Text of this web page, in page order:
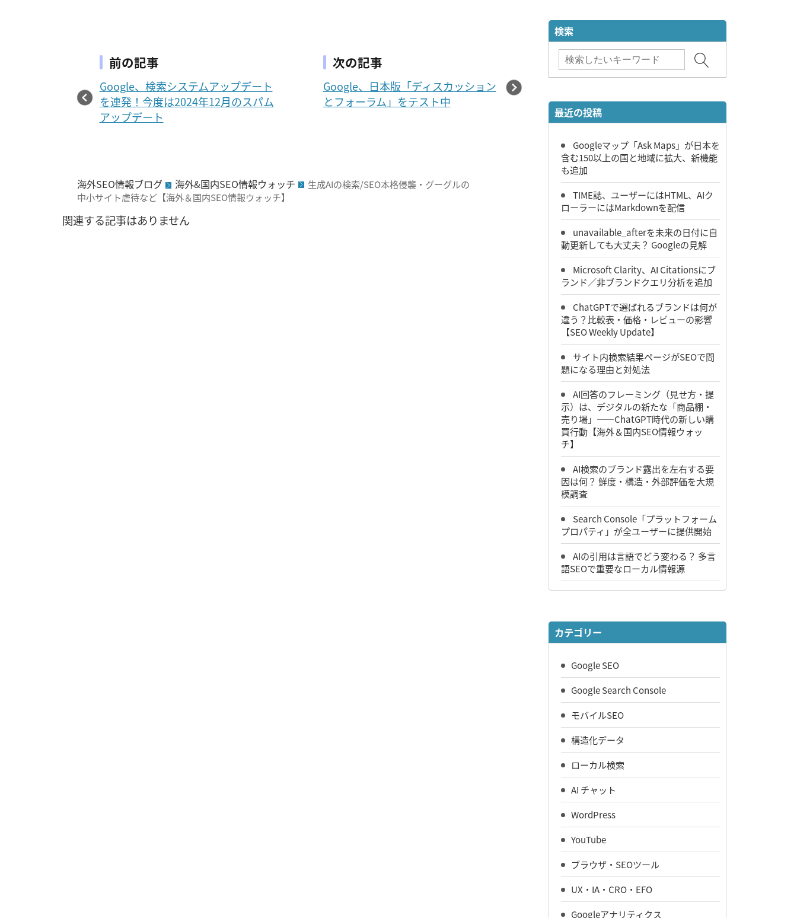
前の記事
Google、検索システムアップデート
を連発！今度は2024年12月のスパム
アップデート
次の記事
Google、日本版「ディスカッション
とフォーラム」をテスト中
海外SEO情報ブログ 海外&国内SEO情報ウォッチ
生成AIの検索/SEO本格侵襲・グーグルの
中小サイト虐待など【海外＆国内SEO情報ウォッチ】
関連する記事はありません
検索
最近の投稿
Googleマップ「Ask Maps」が日本を
含む150以上の国と地域に拡大、新機能
も追加
TIME誌、ユーザーにはHTML、AIク
ローラーにはMarkdownを配信
unavailable_afterを未来の日付に自
動更新しても大丈夫？ Googleの見解
Microsoft Clarity、AI Citationsにブ
ランド／非ブランドクエリ分析を追加
ChatGPTで選ばれるブランドは何が
違う？比較表・価格・レビューの影響
【SEO Weekly Update】
サイト内検索結果ページがSEOで問
題になる理由と対処法
AI回答のフレーミング（見せ方・提
示）は、デジタルの新たな「商品棚・
売り場」――ChatGPT時代の新しい購
買行動【海外＆国内SEO情報ウォッ
チ】
AI検索のブランド露出を左右する要
因は何？ 鮮度・構造・外部評価を大規
模調査
Search Console「プラットフォーム
プロパティ」が全ユーザーに提供開始
AIの引用は言語でどう変わる？ 多言
語SEOで重要なローカル情報源
カテゴリー
Google SEO
Google Search Console
モバイルSEO
構造化データ
ローカル検索
AI チャット
WordPress
YouTube
ブラウザ・SEOツール
UX・IA・CRO・EFO
Googleアナリティクス